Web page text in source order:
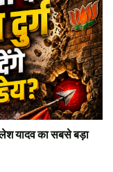
यादव का सबसे बड़ा